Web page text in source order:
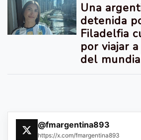
Una
detenida
Filadelfia
por viajar
del
@fmargentina893
https://x.com/fmargentina893